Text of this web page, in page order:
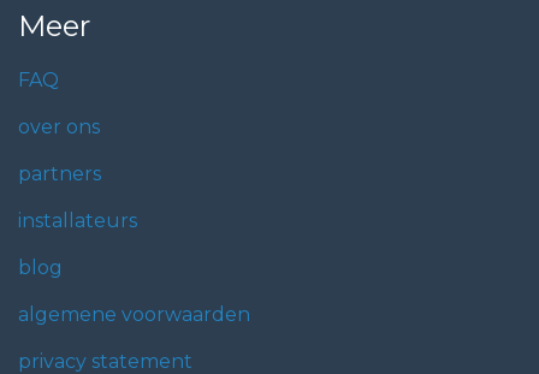
Meer
FAQ
over ons
partners
installateurs
blog
algemene voorwaarden
privacy statement